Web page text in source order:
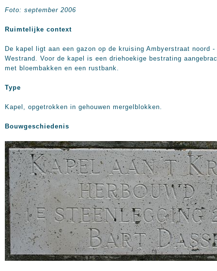
Foto: september 2006
Ruimtelijke context
De kapel ligt aan een gazon op de kruising Ambyerstraat noord -
Westrand. Voor de kapel is een driehoekige bestrating
met bloembakken en een rustbank.
Type
Kapel, opgetrokken in gehouwen mergelblokken.
Bouwgeschiedenis